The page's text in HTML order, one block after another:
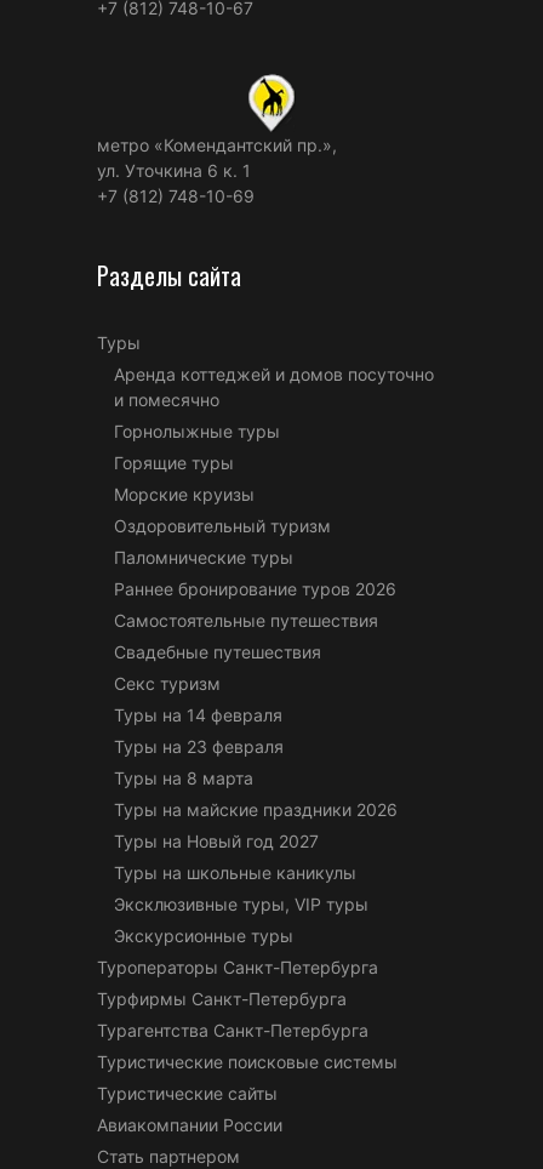
+7 (812) 748-10-67
метро «Комендантский пр.»,
ул. Уточкина 6 к. 1
+7 (812) 748-10-69
Разделы сайта
Туры
Аренда коттеджей и домов посуточно
и помесячно
Горнолыжные туры
Горящие туры
Морские круизы
Оздоровительный туризм
Паломнические туры
Раннее бронирование туров 2026
Самостоятельные путешествия
Свадебные путешествия
Секс туризм
Туры на 14 февраля
Туры на 23 февраля
Туры на 8 марта
Туры на майские праздники 2026
Туры на Новый год 2027
Туры на школьные каникулы
Эксклюзивные туры, VIP туры
Экскурсионные туры
Туроператоры Санкт-Петербурга
Турфирмы Санкт-Петербурга
Турагентства Санкт-Петербурга
Туристические поисковые системы
Туристические сайты
Авиакомпании России
Стать партнером